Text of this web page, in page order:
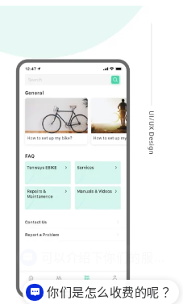
你们是怎么收费的呢？